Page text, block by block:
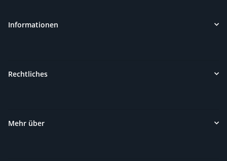
Informationen
Rechtliches
Mehr über